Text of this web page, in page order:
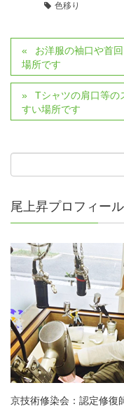
色移り
お洋服の袖口や首
場所です
Tシャツの肩口等の
すい場所です
尾上昇プロフィール
京技術修染会：認定修復